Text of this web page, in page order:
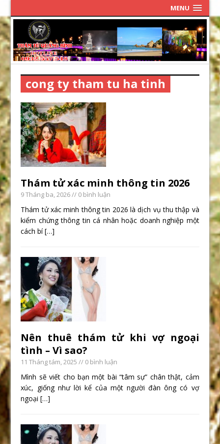
MENU
cong ty tham tu ha tinh
Thám tử xác minh thông tin 2026
9 Tháng ba, 2026// 0 bình luận
Thám tử xác minh thông tin 2026 là dịch vụ thu thập và
kiểm chứng thông tin cá nhân hoặc doanh nghiệp một
cách bí[…]
Nên thuê thám tử khi vợ ngoại
tình – Vì sao?
11 Tháng tám, 2025 // 0 bình luận
Mình sẽ viết cho bạn một bài “tâm sự” chân thật, cảm
xúc, giống như lời kể của một người đàn ông có vợ
ngoại[…]